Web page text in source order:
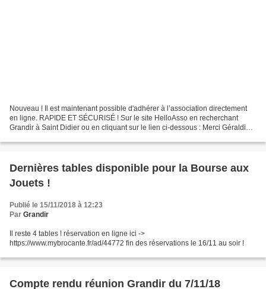
Nouveau ! Il est maintenant possible d'adhérer à l’association directement
en ligne. RAPIDE ET SÉCURISÉ ! Sur le site HelloAsso en recherchant
Grandir à Saint Didier ou en cliquant sur le lien ci-dessous : Merci Géraldine
Dernières tables disponible pour la Bourse aux
Jouets !
Publié le 15/11/2018 à 12:23
Par Grandir
Il reste 4 tables ! réservation en ligne ici ->
https://www.mybrocante.fr/ad/44772 fin des réservations le 16/11 au soir !
Compte rendu réunion Grandir du 7/11/18